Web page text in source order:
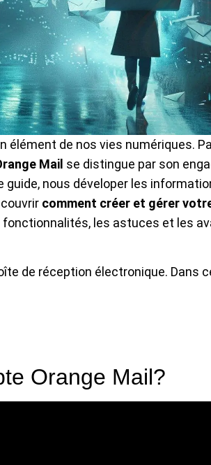
élément de nos vies numériques.
Mail se distingue par son
nous déveloper les
comment créer et gérer
les astuces et les
de réception électronique. Dans
Orange Mail?